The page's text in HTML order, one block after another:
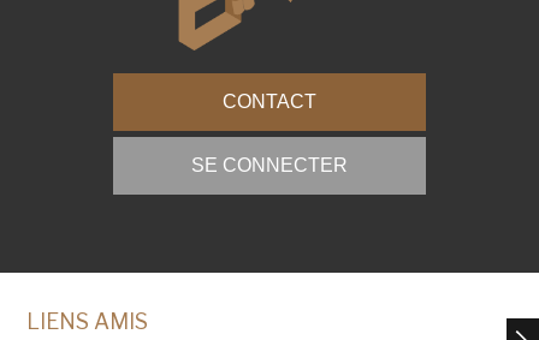
CONTACT
SE CONNECTER
LIENS AMIS